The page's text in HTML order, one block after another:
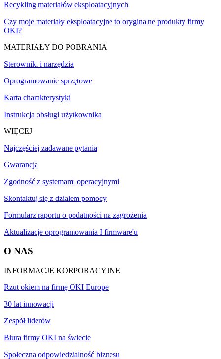
Recykling materiałów eksploatacyjnych
Czy moje materiały eksploatacyjne to oryginalne produkty firmy
OKI?
MATERIAŁY DO POBRANIA
Sterowniki i narzędzia
Oprogramowanie sprzętowe
Karta charakterystyki
Instrukcja obsługi użytkownika
WIĘCEJ
Najczęściej zadawane pytania
Gwarancja
Zgodność z systemami operacyjnymi
Skontaktuj się z działem pomocy
Formularz raportu o podatności na zagrożenia
Aktualizacje oprogramowania I firmware'u
O NAS
INFORMACJE KORPORACYJNE
Rzut okiem na firmę OKI Europe
30 lat innowacji
Zespół liderów
Biura firmy OKI na świecie
Społeczna odpowiedzialność biznesu